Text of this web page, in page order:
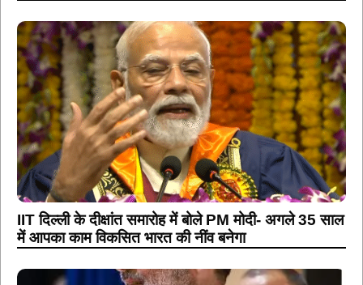
IIT दिल्ली के दीक्षांत समारोह में बोले PM मोदी- अगले 35 साल
में आपका काम विकसित भारत की नींव बनेगा